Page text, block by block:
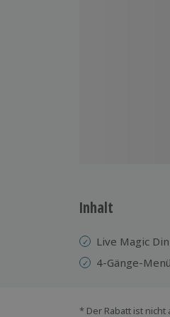
Inhalt
Live Magic
4-Gänge-Menü
* Der Rabatt ist